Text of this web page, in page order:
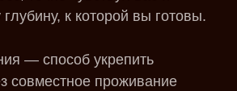
к которой вы готовы.
— способ укрепить
совместное проживание